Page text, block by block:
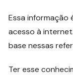
Essa informação
acesso à
base nessas
Ter esse